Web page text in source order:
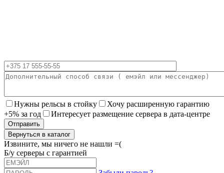
Нужны рельсы в стойку
Хочу расширенную гарантию
+5% за год
Интересует размещение сервера в дата-центре
Вернуться в каталог
Извините, мы ничего не нашли =(
Б/у серверы с гарантией